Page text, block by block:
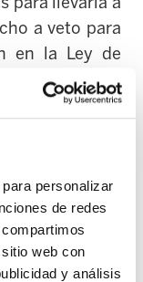
personalizar
de redes
web con
y análisis
a veto para
en la Ley de
modelos A y
y ahora
de la
Todos
a favor del
al